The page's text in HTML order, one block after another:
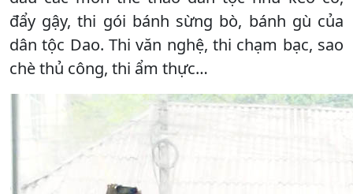
đẩy gậy, thi gói bánh sừng bò, bánh gù của
dân tộc Dao. Thi văn nghệ, thi chạm bạc, sao
chè thủ công, thi ẩm thực…